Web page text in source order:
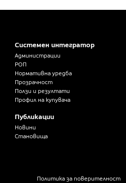
Системен интегратор
Администрации
РОП
Нормативна уредба
Прозрачност
Ползи и резултати
Профил на купувача
Публикации
Новини
Становища
Политика за поверителност